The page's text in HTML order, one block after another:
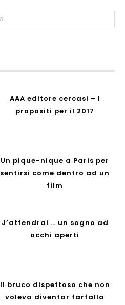
AAA editore cercasi – I
propositi per il 2017
Un pique-nique a Paris per
sentirsi come dentro ad un
film
J’attendrai … un sogno ad
occhi aperti
Il bruco dispettoso che non
voleva diventar farfalla